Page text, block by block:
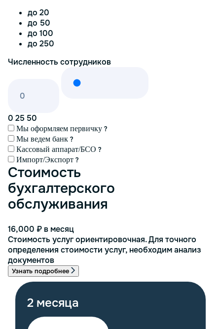
до 20
до 50
до 100
до 250
Численность сотрудников
0 25 50
Мы оформляем первичку
Мы ведем банк
Кассовый аппарат/БСО
Импорт/Экспорт
Стоимость
бухгалтерского
обслуживания
16,000 ₽ в месяц
Стоимость услуг ориентировочная. Для точного
определения стоимости услуг, необходим анализ
документов
Узнать подробнее
2 месяца